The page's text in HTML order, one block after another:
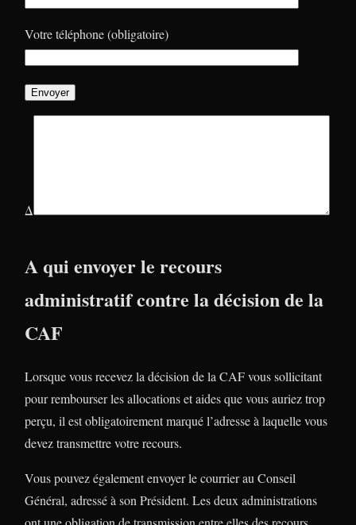
Votre téléphone (obligatoire)
Δ
A qui envoyer le recours
administratif contre la décision de la
CAF
Lorsque vous recevez la décision de la CAF vous sollicitant
pour rembourser les allocations et aides que vous auriez trop
perçu, il est obligatoirement marqué l’adresse à laquelle vous
devez transmettre votre recours.
Vous pouvez également envoyer le courrier au Conseil
Général, adressé à son Président. Les deux administrations